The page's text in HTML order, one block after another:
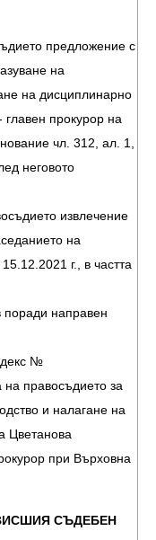
предложение с
на
на дисциплинарно
прокурор на
чл. 312, ал. 1,
неговото
извлечение
на
г., в частта
поради направен
№
правосъдието за
и налагане на
Цветанова
при Върховна
СЪДЕБЕН